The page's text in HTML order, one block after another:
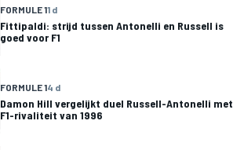
FORMULE 11 d
Fittipaldi: strijd tussen Antonelli en Russell is
goed voor F1
FORMULE 14 d
Damon Hill vergelijkt duel Russell-Antonelli met
F1-rivaliteit van 1996